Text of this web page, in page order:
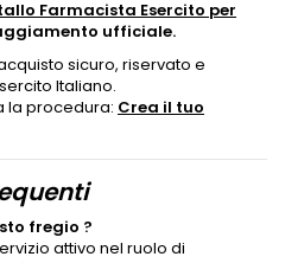
Farmacista Esercito per
ufficiale.
sicuro, riservato e
Italiano.
la procedura: Crea il tuo
fregio ?
attivo nel ruolo di